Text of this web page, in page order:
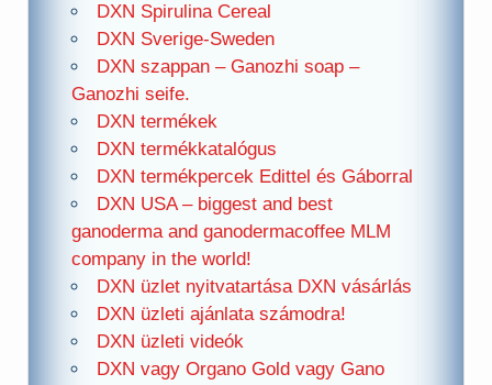
DXN Spirulina Cereal
DXN Sverige-Sweden
DXN szappan – Ganozhi soap –
Ganozhi seife.
DXN termékek
DXN termékkatalógus
DXN termékpercek Edittel és Gáborral
DXN USA – biggest and best
ganoderma and ganodermacoffee MLM
company in the world!
DXN üzlet nyitvatartása DXN vásárlás
DXN üzleti ajánlata számodra!
DXN üzleti videók
DXN vagy Organo Gold vagy Gano